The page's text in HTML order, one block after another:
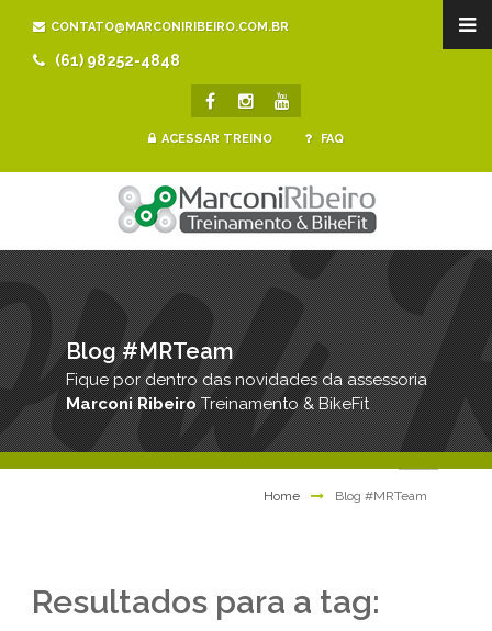
CONTATO@MARCONIRIBEIRO.COM.BR
(61) 98252-4848
ACESSAR TREINO FAQ
Blog #MRTeam
Fique por dentro das novidades da assessoria
Marconi RibeiroTreinamento & BikeFit
Home Blog #MRTeam
Resultados para a tag: